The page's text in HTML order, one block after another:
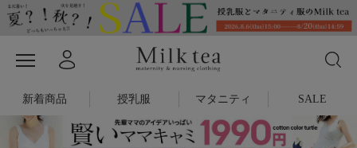
新着商品 授乳服 マタニティ SALE